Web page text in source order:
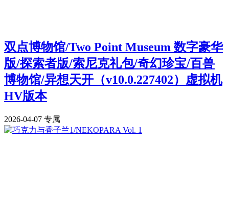
双点博物馆/Two Point Museum 数字豪华
版/探索者版/索尼克礼包/奇幻珍宝/百兽
博物馆/异想天开（v10.0.227402）虚拟机
HV版本
2026-04-07 专属